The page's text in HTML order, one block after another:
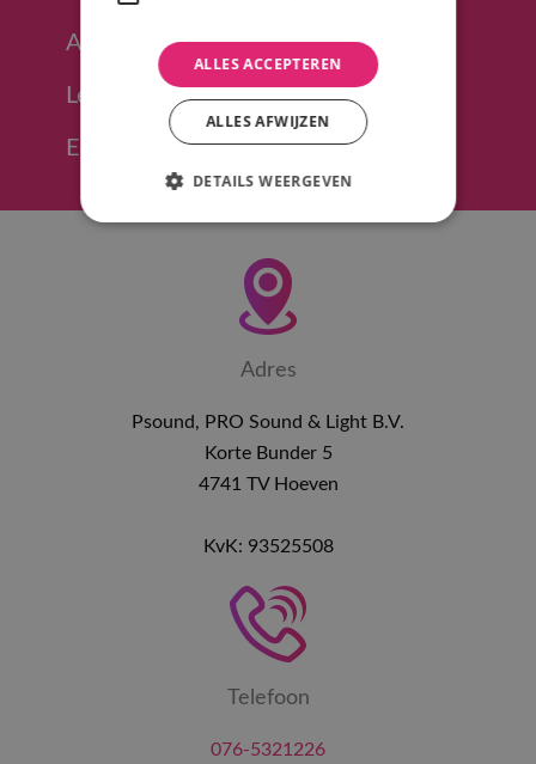
Afhalen in Hoeven (regio Breda)
Levering in heel NL mogelijk
Eenvoudig offerte opvragen
Adres
Psound, PRO Sound & Light B.V.
Korte Bunder 5
4741 TV Hoeven
KvK: 93525508
Telefoon
076-5321226
ALLES ACCEPTEREN
ALLES AFWIJZEN
DETAILS WEERGEVEN